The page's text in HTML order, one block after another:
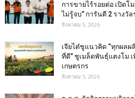
การขายไร้รอยต่อ เปิดโ
ไม่รู้จบ” การันตี 2 รางวั
สิงหาคม 5, 2026
เจียไต๋ชูแนวคิด “ทุกผล
ที่ดี” ชูเมล็ดพันธุ์แตงโม
เกษตรกร
สิงหาคม 5, 2026